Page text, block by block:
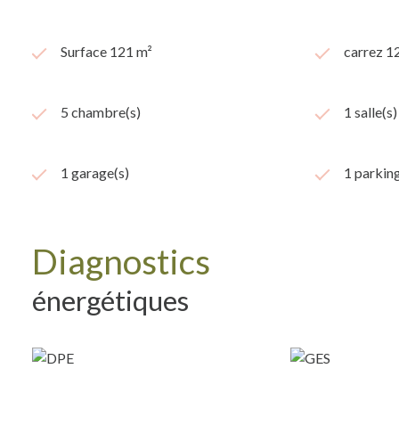
Surface 121 m² carrez
5 chambre(s) 1
1 garage(s) 1
Diagnostics
énergétiques